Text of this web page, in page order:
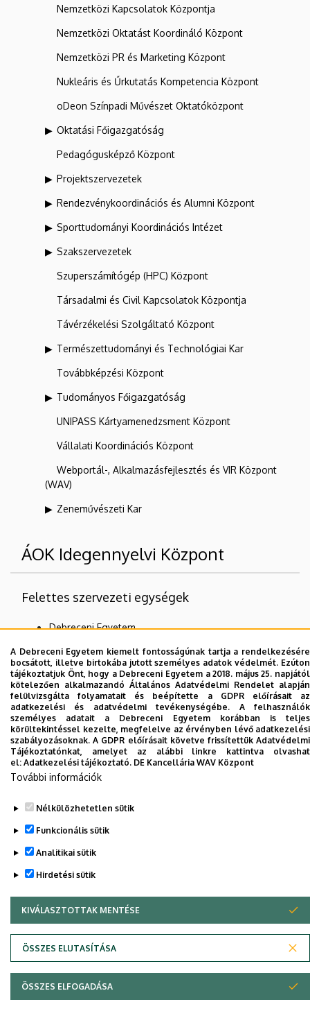
Nemzetközi Kapcsolatok Központja
Nemzetközi Oktatást Koordináló Központ
Nemzetközi PR és Marketing Központ
Nukleáris és Űrkutatás Kompetencia Központ
oDeon Színpadi Művészet Oktatóközpont
Oktatási Főigazgatóság
Pedagógusképző Központ
Projektszervezetek
Rendezvénykoordinációs és Alumni Központ
Sporttudományi Koordinációs Intézet
Szakszervezetek
Szuperszámítógép (HPC) Központ
Társadalmi és Civil Kapcsolatok Központja
Távérzékelési Szolgáltató Központ
Természettudományi és Technológiai Kar
Továbbképzési Központ
Tudományos Főigazgatóság
UNIPASS Kártyamenedzsment Központ
Vállalati Koordinációs Központ
Webportál-, Alkalmazásfejlesztés és VIR Központ
(WAV)
Zeneművészeti Kar
ÁOK Idegennyelvi Központ
Felettes szervezeti egységek
Debreceni Egyetem
Általános Orvostudományi Kar
Dolgozói adatmódosítás igénylése a DE
telefonkönyvében|Külső személyek rögzítése a
DE telefonkönyvében|Súgó|Hibabejelentés
Szerzői jog © 2026 Unideb
A Debreceni Egyetem kiemelt fontosságúnak tartja a rendelkezésére
bocsátott, illetve birtokába jutott személyes adatok védelmét. Ezúton
tájékoztatjuk Önt, hogy a Debreceni Egyetem a 2018. május 25. napjától
kötelezően alkalmazandó Általános Adatvédelmi Rendelet alapján
felülvizsgálta folyamatait és beépítette a GDPR előírásait az
adatkezelési és adatvédelmi tevékenységébe. A felhasználók
személyes adatait a Debreceni Egyetem korábban is teljes
körültekintéssel kezelte, megfelelve az érvényben lévő adatkezelési
szabályozásoknak. A GDPR előírásait követve frissítettük Adatvédelmi
Tájékoztatónkat, amelyet az alábbi linkre kattintva olvashat
el: Adatkezelési tájékoztató. DE Kancellária WAV Központ
További információk
Nélkülözhetetlen sütik
Funkcionális sütik
Analitikai sütik
Hirdetési sütik
KIVÁLASZTOTTAK MENTÉSE
ÖSSZES ELUTASÍTÁSA
WITHDRAW CONSENT
ÖSSZES ELFOGADÁSA